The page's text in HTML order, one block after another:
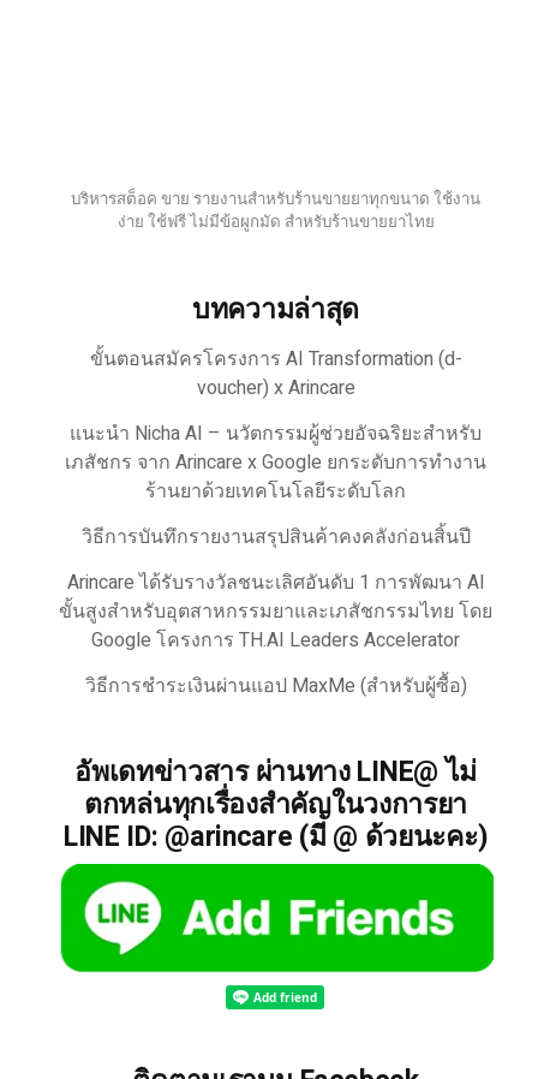
บริหารสต็อค ขาย รายงานสำหรับร้านขายยาทุกขนาด ใช้งาน
ง่าย ใช้ฟรี ไม่มีข้อผูกมัด สำหรับร้านขายยาไทย
บทความล่าสุด
ขั้นตอนสมัครโครงการ AI Transformation (d-
voucher) x Arincare
แนะนำ Nicha AI – นวัตกรรมผู้ช่วยอัจฉริยะสำหรับ
เภสัชกร จาก Arincare x Google ยกระดับการทำงาน
ร้านยาด้วยเทคโนโลยีระดับโลก
วิธีการบันทึกรายงานสรุปสินค้าคงคลังก่อนสิ้นปี
Arincare ได้รับรางวัลชนะเลิศอันดับ 1 การพัฒนา AI
ขั้นสูงสำหรับอุตสาหกรรมยาและเภสัชกรรมไทย โดย
Google โครงการ TH.AI Leaders Accelerator
วิธีการชำระเงินผ่านแอป MaxMe (สำหรับผู้ซื้อ)
อัพเดทข่าวสาร ผ่านทาง LINE@ ไม่
ตกหล่นทุกเรื่องสำคัญในวงการยา
LINE ID: @arincare (มี @ ด้วยนะคะ)